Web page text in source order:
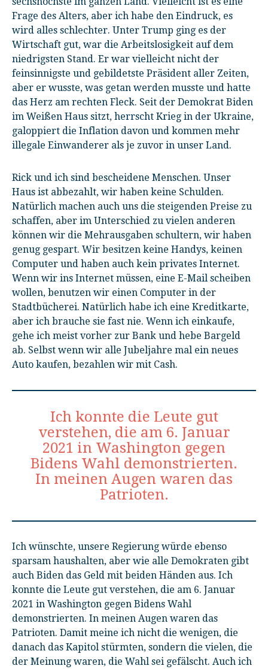
Frage des Alters, aber ich habe den Eindruck, es
wird alles schlechter. Unter Trump ging es der
Wirtschaft gut, war die Arbeitslosigkeit auf dem
niedrigsten Stand. Er war vielleicht nicht der
feinsinnigste und gebildetste Präsident aller Zeiten,
aber er wusste, was getan werden musste und hatte
das Herz am rechten Fleck. Seit der Demokrat Biden
im Weißen Haus sitzt, herrscht Krieg in der Ukraine,
galoppiert die Inflation davon und kommen mehr
illegale Einwanderer als je zuvor in unser Land.
Rick und ich sind bescheidene Menschen. Unser
Haus ist abbezahlt, wir haben keine Schulden.
Natürlich machen auch uns die steigenden Preise zu
schaffen, aber im Unterschied zu vielen anderen
können wir die Mehrausgaben schultern, wir haben
genug gespart. Wir besitzen keine Handys, keinen
Computer und haben auch kein privates Internet.
Wenn wir ins Internet müssen, eine E-Mail scheiben
wollen, benutzen wir einen Computer in der
Stadtbücherei. Natürlich habe ich eine Kreditkarte,
aber ich brauche sie fast nie. Wenn ich einkaufe,
gehe ich meist vorher zur Bank und hebe Bargeld
ab. Selbst wenn wir alle Jubeljahre mal ein neues
Auto kaufen, bezahlen wir mit Cash.
Ich konnte die Leute gut
verstehen, die am 6. Januar
2021 in Washington gegen
Bidens Wahl demonstrierten.
In meinen Augen waren das
Patrioten.
Ich wünschte, unsere Regierung würde ebenso
sparsam haushalten, aber wie alle Demokraten gibt
auch Biden das Geld mit beiden Händen aus. Ich
konnte die Leute gut verstehen, die am 6. Januar
2021 in Washington gegen Bidens Wahl
demonstrierten. In meinen Augen waren das
Patrioten. Damit meine ich nicht die wenigen, die
danach das Kapitol stürmten, sondern die vielen, die
der Meinung waren, die Wahl sei gefälscht. Auch ich